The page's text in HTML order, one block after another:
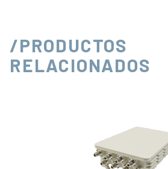
/PRODUCTOS
RELACIONADOS